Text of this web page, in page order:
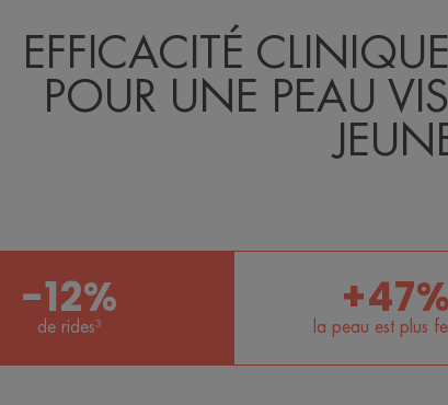
EFFICACITÉ
POUR UNE PEAU
-12%
de rides³
+47%
la peau est plus